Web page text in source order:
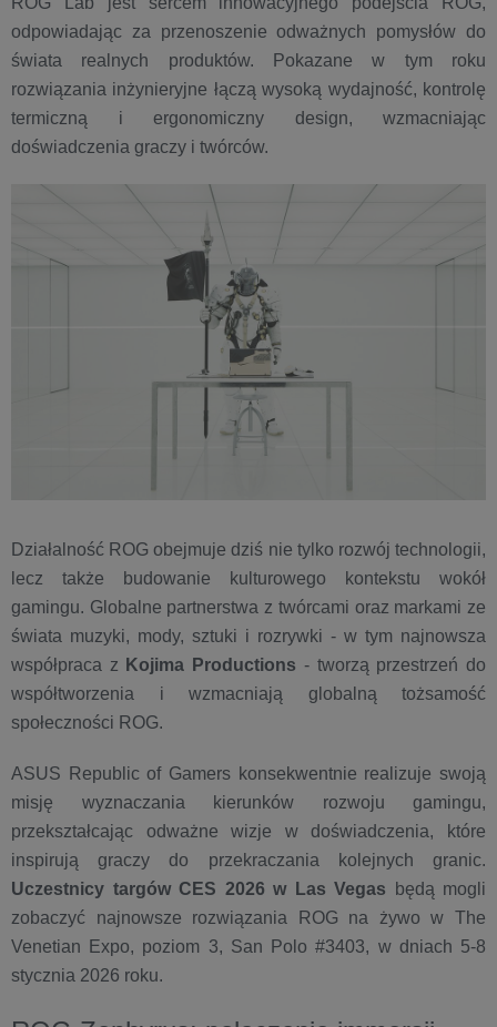
odpowiadając za przenoszenie odważnych pomysłów do
świata realnych produktów. Pokazane w tym roku
rozwiązania inżynieryjne łączą wysoką wydajność, kontrolę
termiczną i ergonomiczny design, wzmacniając
doświadczenia graczy i twórców.
Działalność ROG obejmuje dziś nie tylko rozwój technologii,
lecz także budowanie kulturowego kontekstu wokół
gamingu. Globalne partnerstwa z twórcami oraz markami ze
świata muzyki, mody, sztuki i rozrywki - w tym najnowsza
współpraca z Kojima Productions - tworzą przestrzeń do
współtworzenia i wzmacniają globalną tożsamość
społeczności ROG.
ASUS Republic of Gamers konsekwentnie realizuje swoją
misję wyznaczania kierunków rozwoju gamingu,
przekształcając odważne wizje w doświadczenia, które
inspirują graczy do przekraczania kolejnych granic.
Uczestnicy targów CES 2026 w Las Vegas będą mogli
zobaczyć najnowsze rozwiązania ROG na żywo w The
Venetian Expo, poziom 3, San Polo #3403, w dniach 5-8
stycznia 2026 roku.